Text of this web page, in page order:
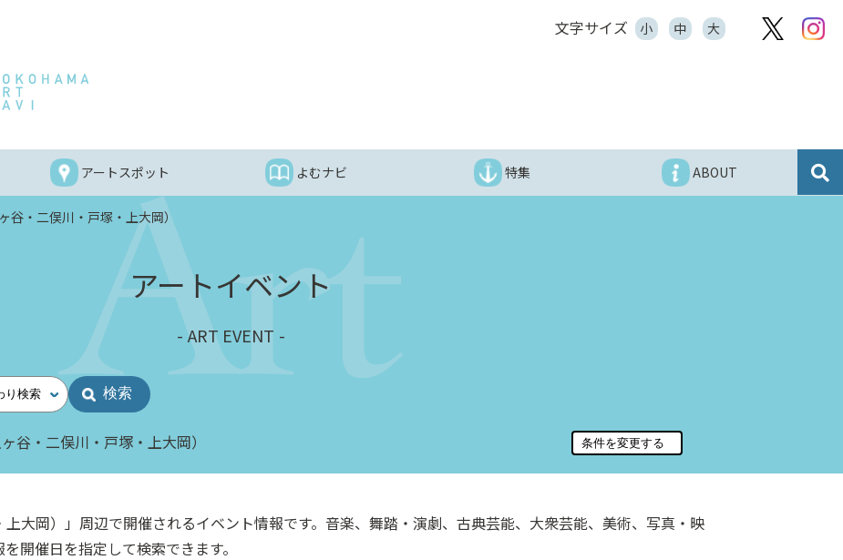
文字サイズ 小 中 大
アートスポット よむナビ 特集 ABOUT
谷・二俣川・戸塚・上大岡）
アートイベント
ART EVENT
り検索
谷・二俣川・戸塚・上大岡）
上大岡）」周辺で開催されるイベント情報です。音楽、舞踏・演劇、古典芸能、大衆芸能、美術、写真・映
開催日を指定して検索できます。